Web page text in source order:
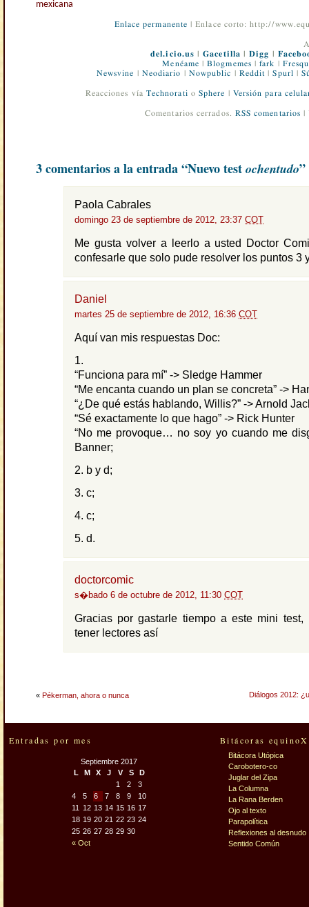
mexicana
Enlace permanente | Enlace corto: http://
del.icio.us |Gacetilla |Digg
Menéame |Blogmemes |fark
Newsvine
Neodiario Nowpublic Reddit |Spurl |
Reacciones vía Technorati o Sphere Versión para
Comentarios cerrados. RSS comentarios |
3 comentarios a la entrada “Nuevo testochentudo”
Paola Cabrales
domingo 23 de septiembre de 2012, 23:37 COT
Me gusta volver a leerlo a usted Doctor
confesarle que solo pude resolver los puntos 3
Daniel
martes 25 de septiembre de 2012, 16:36 COT
Aquí van mis respuestas Doc:
1.
“Funciona para mí” -> Sledge Hammer
“Me encanta cuando un plan se concreta” ->
“¿De qué estás hablando, Willis?” -> Arnold
“Sé exactamente lo que hago” -> Rick Hunter
“No me provoque… no soy yo cuando me
Banner;
2. b y d;
3. c;
4. c;
5. d.
doctorcomic
s�bado 6 de octubre de 2012, 11:30 COT
Gracias por gastarle tiempo a este mini test,
tener lectores así
« Pékerman, ahora o nunca Diálogos 2012:
Entradas por mes
Septiembre 2017
L
M X J V S D
« Oct
1 2
3
4
5 6 7 8 9
10
11
12 13 14 15 16 17
18 19 20 21 22 23 24
25 26 27 28 29 30
Bitácoras
Bitácora Utópica
Carobotero-co
Juglar del Zipa
La Columna
La Rana Berden
Ojo al texto
Parapolítica
Reflexiones al desnudo
Sentido Común